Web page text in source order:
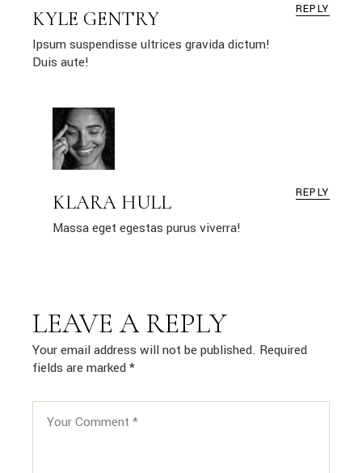
KYLE GENTRY REPLY
Ipsum suspendisse ultrices gravida dictum!
Duis aute!
KLARA HULL REPLY
Massa eget egestas purus viverra!
LEAVE A REPLY
Your email address will not be published. Required
fields are marked*